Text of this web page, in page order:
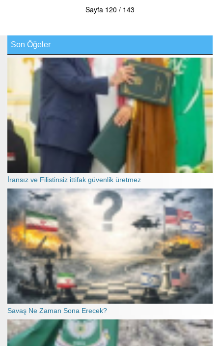
Sayfa 120 / 143
Son Öğeler
İransız ve Filistinsiz ittifak güvenlik üretmez
Savaş Ne Zaman Sona Erecek?